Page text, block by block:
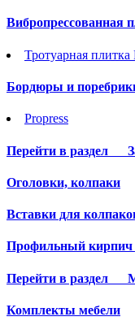
Вибропрессованная
Тротуарная плитка
Бордюры и
Propress
Перейти в раздел
Оголовки, колпаки
Вставки для
Профильный кирпич
Перейти в раздел
Комплекты мебели